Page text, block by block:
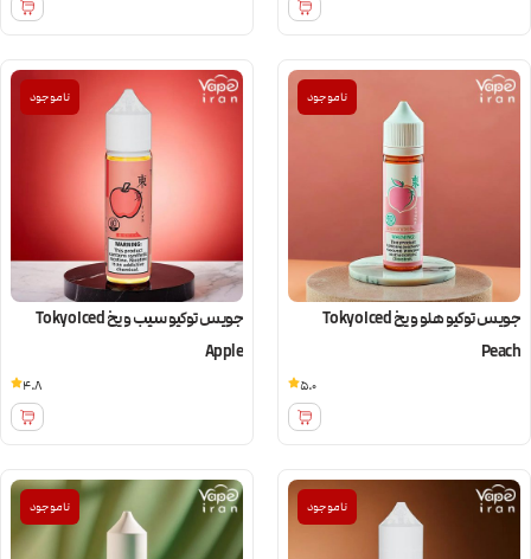
ناموجود
جویس توکیو هلو و یخ Tokyo Iced
Peach
5.0
ناموجود
جویس توکیو سیب و یخ Tokyo Iced
Apple
4.8
ناموجود ناموجود